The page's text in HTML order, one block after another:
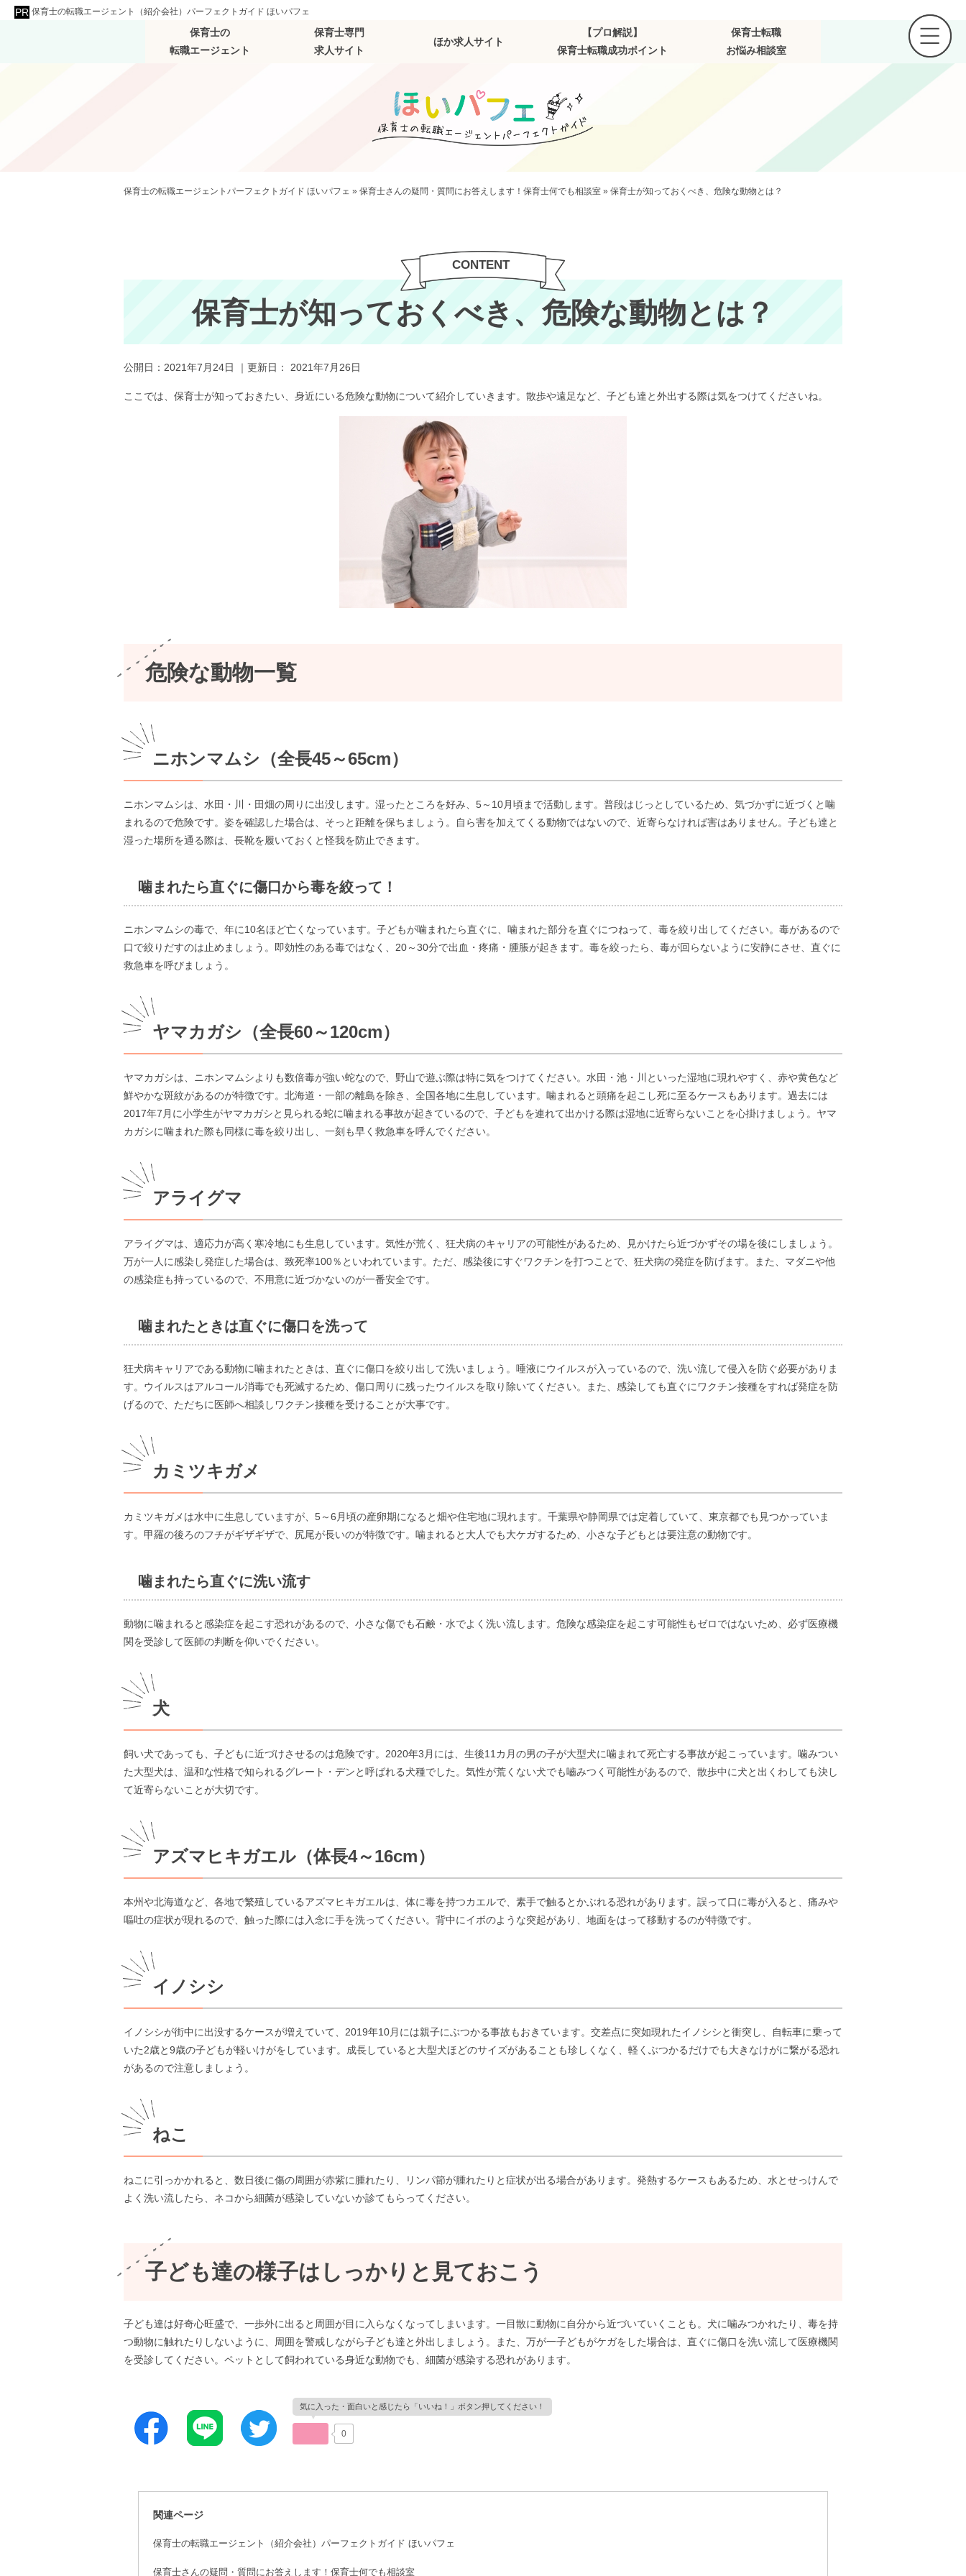
保育士の転職エージェント（紹介会社）パーフェクトガイド ほいパフェ
保育士の
転職エージェント
保育士専門
求人サイト
ほか求人サイト
【プロ解説】
保育士転職成功ポイント
保育士転職
お悩み相談室
保育士の転職エージェントパーフェクトガイド ほいパフェ » 保育士さんの疑問・質問にお答えします！保育士何でも相談室 » 保育士が知っておくべき、危険な動物とは？
保育士が知っておくべき、危険な動物とは？
公開日： 2021年7月24日 ｜更新日： 2021年7月26日
ここでは、保育士が知っておきたい、身近にいる危険な動物について紹介していきます。散歩や遠足など、子ども達と外出する際は気をつけてくださいね。
危険な動物一覧
ニホンマムシ（全長45～65cm）
ニホンマムシは、水田・川・田畑の周りに出没します。湿ったところを好み、5～10月頃まで活動します。普段はじっとしているため、気づかずに近づくと噛
まれるので危険です。姿を確認した場合は、そっと距離を保ちましょう。自ら害を加えてくる動物ではないので、近寄らなければ害はありません。子ども達と
湿った場所を通る際は、長靴を履いておくと怪我を防止できます。
噛まれたら直ぐに傷口から毒を絞って！
ニホンマムシの毒で、年に10名ほど亡くなっています。子どもが噛まれたら直ぐに、噛まれた部分を直ぐにつねって、毒を絞り出してください。毒があるので
口で絞りだすのは止めましょう。即効性のある毒ではなく、20～30分で出血・疼痛・腫脹が起きます。毒を絞ったら、毒が回らないように安静にさせ、直ぐに
救急車を呼びましょう。
ヤマカガシ（全長60～120cm）
ヤマカガシは、ニホンマムシよりも数倍毒が強い蛇なので、野山で遊ぶ際は特に気をつけてください。水田・池・川といった湿地に現れやすく、赤や黄色など
鮮やかな斑紋があるのが特徴です。北海道・一部の離島を除き、全国各地に生息しています。噛まれると頭痛を起こし死に至るケースもあります。過去には
2017年7月に小学生がヤマカガシと見られる蛇に噛まれる事故が起きているので、子どもを連れて出かける際は湿地に近寄らないことを心掛けましょう。ヤマ
カガシに噛まれた際も同様に毒を絞り出し、一刻も早く救急車を呼んでください。
アライグマ
アライグマは、適応力が高く寒冷地にも生息しています。気性が荒く、狂犬病のキャリアの可能性があるため、見かけたら近づかずその場を後にしましょう。
万が一人に感染し発症した場合は、致死率100％といわれています。ただ、感染後にすぐワクチンを打つことで、狂犬病の発症を防げます。また、マダニや他
の感染症も持っているので、不用意に近づかないのが一番安全です。
噛まれたときは直ぐに傷口を洗って
狂犬病キャリアである動物に噛まれたときは、直ぐに傷口を絞り出して洗いましょう。唾液にウイルスが入っているので、洗い流して侵入を防ぐ必要がありま
す。ウイルスはアルコール消毒でも死滅するため、傷口周りに残ったウイルスを取り除いてください。また、感染しても直ぐにワクチン接種をすれば発症を防
げるので、ただちに医師へ相談しワクチン接種を受けることが大事です。
カミツキガメ
カミツキガメは水中に生息していますが、5～6月頃の産卵期になると畑や住宅地に現れます。千葉県や静岡県では定着していて、東京都でも見つかっていま
す。甲羅の後ろのフチがギザギザで、尻尾が長いのが特徴です。噛まれると大人でも大ケガするため、小さな子どもとは要注意の動物です。
噛まれたら直ぐに洗い流す
動物に噛まれると感染症を起こす恐れがあるので、小さな傷でも石鹸・水でよく洗い流します。危険な感染症を起こす可能性もゼロではないため、必ず医療機
関を受診して医師の判断を仰いでください。
犬
飼い犬であっても、子どもに近づけさせるのは危険です。2020年3月には、生後11カ月の男の子が大型犬に噛まれて死亡する事故が起こっています。噛みつい
た大型犬は、温和な性格で知られるグレート・デンと呼ばれる犬種でした。気性が荒くない犬でも嚙みつく可能性があるので、散歩中に犬と出くわしても決し
て近寄らないことが大切です。
アズマヒキガエル（体長4～16cm）
本州や北海道など、各地で繁殖しているアズマヒキガエルは、体に毒を持つカエルで、素手で触るとかぶれる恐れがあります。誤って口に毒が入ると、痛みや
嘔吐の症状が現れるので、触った際には入念に手を洗ってください。背中にイボのような突起があり、地面をはって移動するのが特徴です。
イノシシ
イノシシが街中に出没するケースが増えていて、2019年10月には親子にぶつかる事故もおきています。交差点に突如現れたイノシシと衝突し、自転車に乗って
いた2歳と9歳の子どもが軽いけがをしています。成長していると大型犬ほどのサイズがあることも珍しくなく、軽くぶつかるだけでも大きなけがに繋がる恐れ
があるので注意しましょう。
ねこ
ねこに引っかかれると、数日後に傷の周囲が赤紫に腫れたり、リンパ節が腫れたりと症状が出る場合があります。発熱するケースもあるため、水とせっけんで
よく洗い流したら、ネコから細菌が感染していないか診てもらってください。
子ども達の様子はしっかりと見ておこう
子ども達は好奇心旺盛で、一歩外に出ると周囲が目に入らなくなってしまいます。一目散に動物に自分から近づいていくことも。犬に噛みつかれたり、毒を持
つ動物に触れたりしないように、周囲を警戒しながら子ども達と外出しましょう。また、万が一子どもがケガをした場合は、直ぐに傷口を洗い流して医療機関
を受診してください。ペットとして飼われている身近な動物でも、細菌が感染する恐れがあります。
0
関連ページ
保育士の転職エージェント（紹介会社）パーフェクトガイド ほいパフェ
保育士さんの疑問・質問にお答えします！保育士何でも相談室